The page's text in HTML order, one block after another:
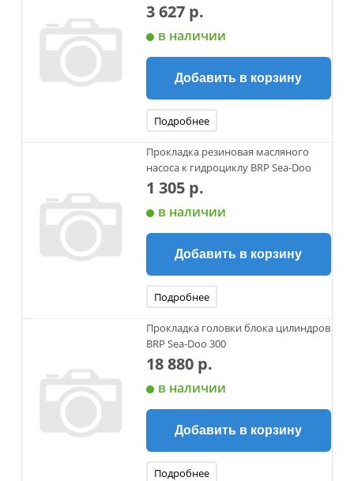
3 627 р.
в наличии
Добавить в корзину
Подробнее
Прокладка резиновая масляного
насоса к гидроциклу BRP Sea-Doo
1 305 р.
в наличии
Добавить в корзину
Подробнее
Прокладка головки блока цилиндров
BRP Sea-Doo 300
18 880 р.
в наличии
Добавить в корзину
Подробнее